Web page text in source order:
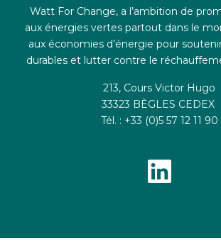
Watt For Change, a l’ambition de
aux énergies vertes partout dans le
aux économies d’énergie pour
durables et lutter contre le
213, Cours Victor Hugo
33323 BÈGLES CEDEX
Tél. : +33 (0)5 57 12 11 90